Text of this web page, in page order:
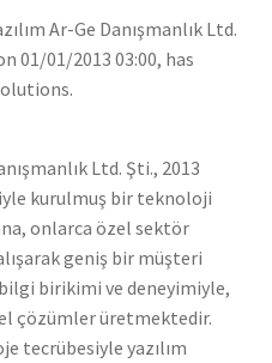
Ar-Ge Danışmanlık Ltd.
01/01/2013 03:00, has
Ltd. Şti., 2013
kurulmuş bir teknoloji
onlarca özel sektör
geniş bir müşteri
birikimi ve deneyimiyle,
çözümler üretmektedir.
tecrübesiyle yazılım